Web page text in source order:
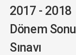
2017 - 2018
Dönem Sonu
Sınavı